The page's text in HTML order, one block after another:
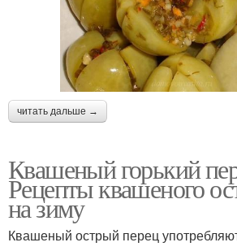
читать дальше →
Квашеный горький
Рецепты квашеного
на зиму
Квашеный острый перец употребляют